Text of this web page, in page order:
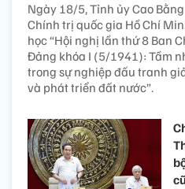
Ngày 18/5, Tỉnh ủy Cao
Chính trị quốc gia Hồ Chí
học “Hội nghị lần thứ 8 Ban
Đảng khóa I (5/1941): Tầm
trong sự nghiệp đấu tranh
và phát triển đất nước”.
cũ